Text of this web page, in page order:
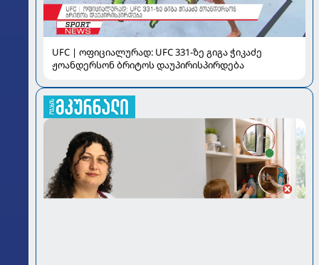
UFC | ოფიციალურად: UFC 331-ზე გიგა ჭიკაძე
ჟოანდერსონ ბრიტოს დაუპირისპირდება